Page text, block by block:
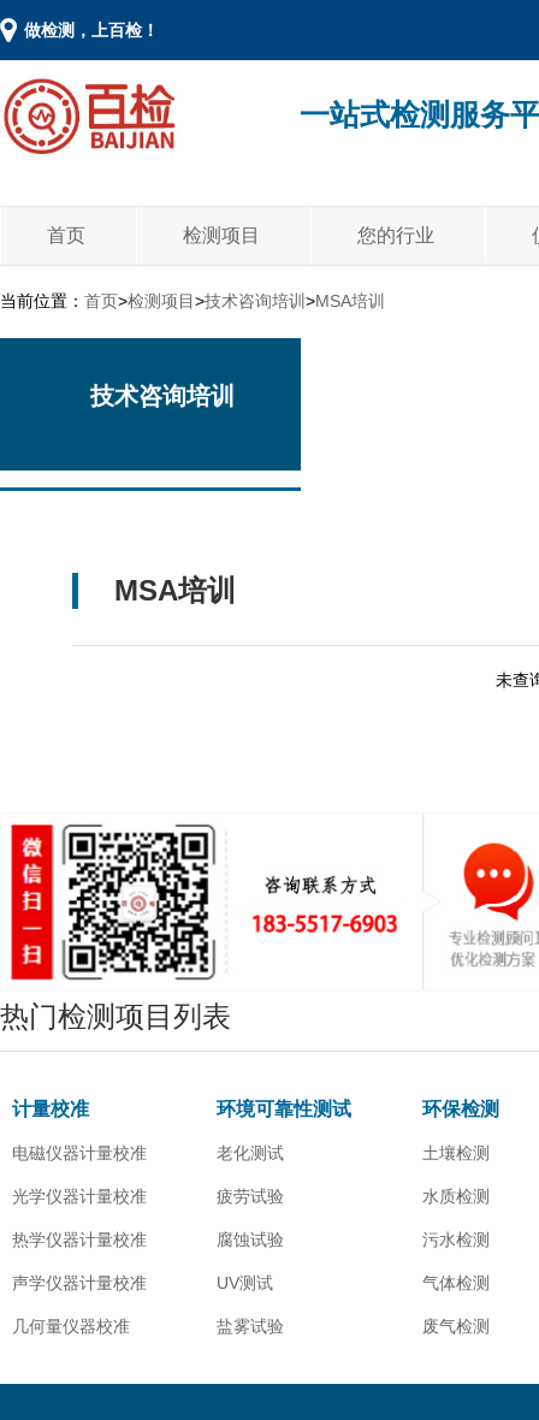
做检测，上百检！
一站式检测服务
首页 检测项目 您的行业
当前位置： 首页>检测项目>技术咨询培训 >MSA培训
技术咨询培训
MSA培训
未查
热门检测项目列表
计量校准
电磁仪器计量校准
光学仪器计量校准
热学仪器计量校准
声学仪器计量校准
几何量仪器校准
环境可靠性测试
老化测试
疲劳试验
腐蚀试验
UV测试
盐雾试验
环保检测
土壤检测
水质检测
污水检测
气体检测
废气检测